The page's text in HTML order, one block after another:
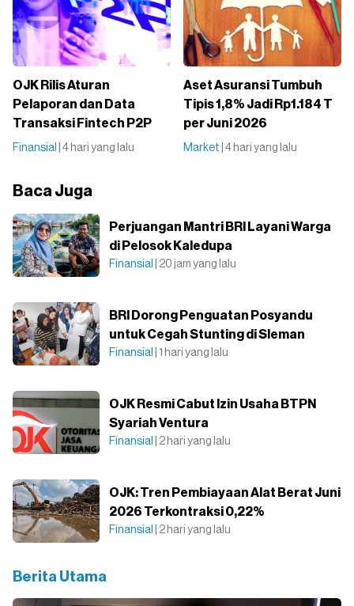
OJK Rilis Aturan
Pelaporan dan Data
Transaksi Fintech P2P
Finansial | 4 hari yang lalu
Aset Asuransi Tumbuh
Tipis 1,8% Jadi Rp1.184 T
per Juni 2026
Market | 4 hari yang lalu
Baca Juga
Perjuangan Mantri BRI Layani Warga
di Pelosok Kaledupa
Finansial | 20 jam yang lalu
BRI Dorong Penguatan Posyandu
untuk Cegah Stunting di Sleman
Finansial | 1 hari yang lalu
OJK Resmi Cabut Izin Usaha BTPN
Syariah Ventura
Finansial | 2 hari yang lalu
OJK: Tren Pembiayaan Alat Berat Juni
2026 Terkontraksi 0,22%
Finansial | 2 hari yang lalu
Berita Utama